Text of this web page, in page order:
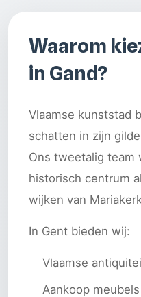
Waarom
in Gand?
Vlaamse kunststad
schatten in zijn
Ons tweetalig team
historisch centrum
wijken van
In Gent bieden wij:
Vlaamse
Aankoop